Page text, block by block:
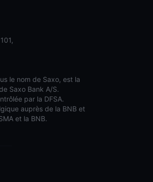
le nom de Saxo, est la
Saxo Bank A/S.
par la DFSA.
auprès de la BNB et
et la BNB.